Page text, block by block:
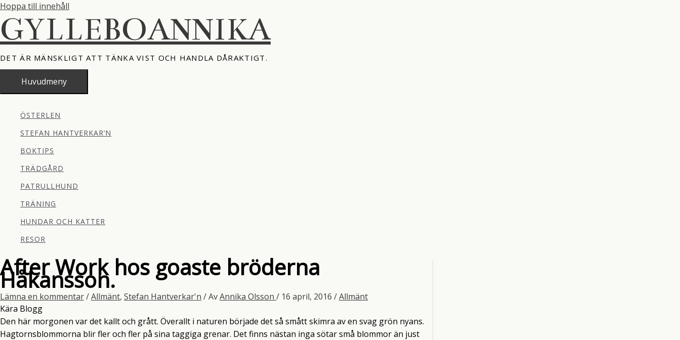
Hoppa till innehåll
GYLLEBOANNIKA
DET ÄR MÄNSKLIGT ATT TÄNKA VIST OCH HANDLA DÅRAKTIGT.
Huvudmeny
ÖSTERLEN
STEFAN HANTVERKAR’N
BOKTIPS
TRÄDGÅRD
PATRULLHUND
TRÄNING
HUNDAR OCH KATTER
RESOR
After Work hos goaste bröderna
Håkansson.
Lämna en kommentar/Allmänt, Stefan Hantverkar'n / AvAnnika Olsson / 16 april, 2016 /Allmänt
Kära Blogg
Den här morgonen var det kallt och grått. Överallt i naturen började det så smått skimra av en svag grön nyans.
Hagtornsblommorna blir fler och fler på sina taggiga grenar. Det finns nästan inga sötar små blommor än just